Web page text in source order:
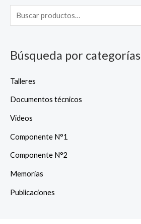
r
r
:
Búsqueda por categorías
Talleres
Documentos técnicos
Videos
Componente N°1
Componente N°2
Memorias
Publicaciones